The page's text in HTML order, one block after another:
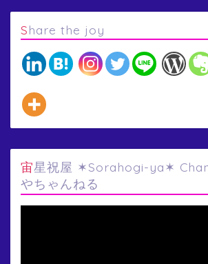
Share the joy
宙星祝屋 ✶Sorahogi-ya✶ Channel そらほぎ
やちゃんねる